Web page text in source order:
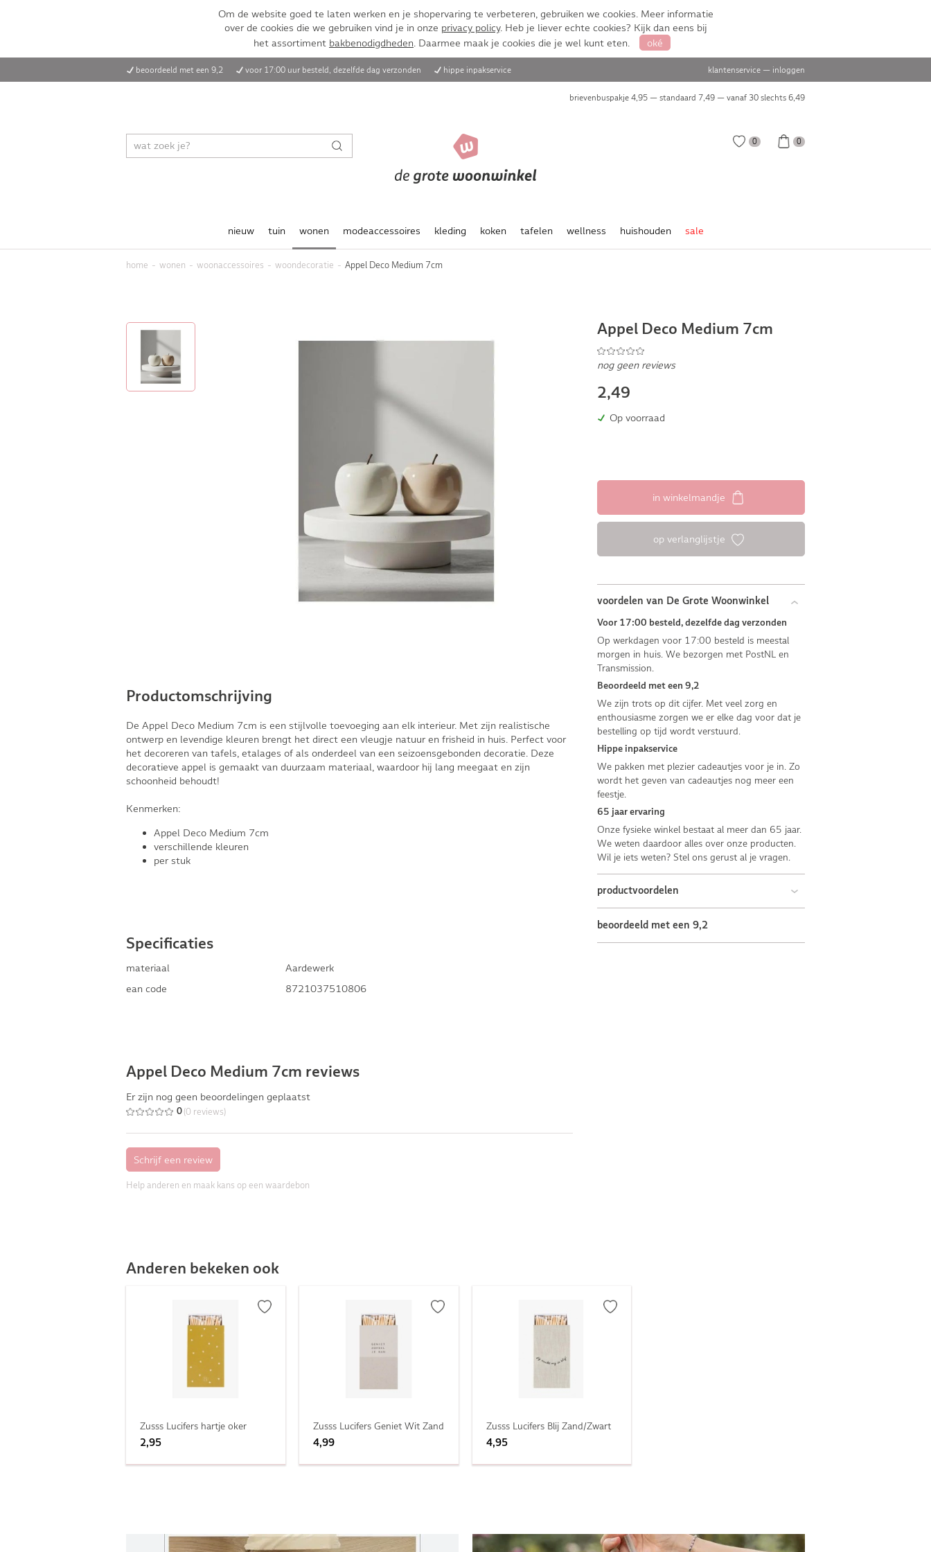
Om de website goed te laten werken en je shopervaring te verbeteren, gebruiken we cookies. Meer informatie
over de cookies die we gebruiken vind je in onze privacy policy. Heb je liever echte cookies? Kijk dan eens bij
het assortiment bakbenodigdheden. Daarmee maak je cookies die je wel kunt eten. oké
beoordeeld met een 9,2 voor 17:00 uur besteld, dezelfde dag verzonden hippe inpakservice klantenservice — inloggen
brievenbuspakje 4,95 — standaard 7,49 — vanaf 30 slechts 6,49
0 0
nieuw tuin wonen modeaccessoires kleding koken tafelen wellness huishouden sale
home wonen woonaccessoires woondecoratie Appel Deco Medium 7cm
Productomschrijving
De Appel Deco Medium 7cm is een stijlvolle toevoeging aan elk interieur. Met zijn realistische
ontwerp en levendige kleuren brengt het direct een vleugje natuur en frisheid in huis. Perfect voor
het decoreren van tafels, etalages of als onderdeel van een seizoensgebonden decoratie. Deze
decoratieve appel is gemaakt van duurzaam materiaal, waardoor hij lang meegaat en zijn
schoonheid behoudt!
Kenmerken:
Appel Deco Medium 7cm
verschillende kleuren
per stuk
Specificaties
materiaal
Aardewerk
ean code
8721037510806
Appel Deco Medium 7cm reviews
Er zijn nog geen beoordelingen geplaatst
0 (0 reviews)
Help anderen en maak kans op een waardebon
Appel Deco Medium 7cm
nog geen reviews
2,49
Op voorraad
in winkelmandje
op verlanglijstje
voordelen van De Grote Woonwinkel
Voor 17:00 besteld, dezelfde dag verzonden
Op werkdagen voor 17:00 besteld is meestal
morgen in huis. We bezorgen met PostNL en
Transmission.
Beoordeeld met een 9,2
We zijn trots op dit cijfer. Met veel zorg en
enthousiasme zorgen we er elke dag voor dat je
bestelling op tijd wordt verstuurd.
Hippe inpakservice
We pakken met plezier cadeautjes voor je in. Zo
wordt het geven van cadeautjes nog meer een
feestje.
65 jaar ervaring
Onze fysieke winkel bestaat al meer dan 65 jaar.
We weten daardoor alles over onze producten.
Wil je iets weten? Stel ons gerust al je vragen.
productvoordelen
beoordeeld met een 9,2
Anderen bekeken ook
Zusss Lucifers hartje oker
2,95
Zusss Lucifers Geniet Wit Zand
4,99
Zusss Lucifers Blij Zand/Zwart
4,95